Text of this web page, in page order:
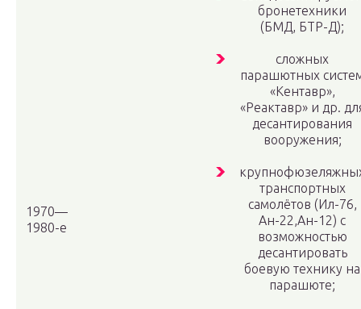
1970—
1980-е
бронетехники
(БМД, БТР-Д);
сложных
парашютных
«Кентавр»,
«Реактавр» и др.
десантирования
вооружения;
транспортных
самолётов (Ил-76,
Ан-22,Ан-12) с
возможностью
десантировать
боевую технику на
парашюте;